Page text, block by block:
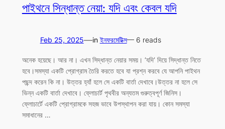
পাইথনে সিন্ধান্ত নেয়া: যদি এবং কেবল যদি
Feb 25, 2025—inইনফরমেটিক্স— 6 reads
অনেক হয়েছে। আর না। এখন সিদ্ধান্ত নেয়ার সময়। ‘যদি’ দিয়ে সিদ্ধান্ত নিতে
হবে।সমস্যা একটি প্রোগ্রাম তৈরি করতে হবে যা প্রশ্ন করবে যে আপনি পাইথন
পছন্দ করেন কি না। উত্তর হ্যাঁ হলে সে একটি বার্তা দেখাবে।উত্তর না হলে সে
ভিন্ন একটি বার্তা দেখাবে। ফ্লোচার্ট পৃথবীর অন্যতম গুরুত্বপূর্ণ জিনিস।
ফ্লোচার্টে একটি প্রোগ্রামকে সহজ ভাবে উপস্থাপন করা যায়। কোন সমস্যা
সমাধানের …